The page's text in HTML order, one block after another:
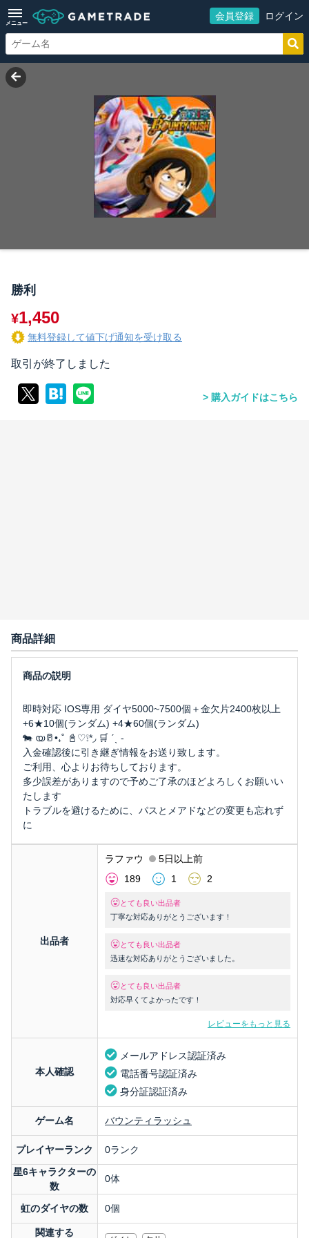
メニュー
会員登録 ログイン
勝利
¥1,450
無料登録して値下げ通知を受け取る
取引が終了しました
購入ガイドはこちら
商品詳細
即時対応 IOS専用 ダイヤ5000~7500個＋金欠片2400枚以上
+6★10個(ランダム) +4★60個(ランダム)
🐄 യ🥛•₊˚ 📓♡❕*◞ 🛒 ˊˎ -
入金確認後に引き継ぎ情報をお送り致します。
ご利用、心よりお待ちしております。
多少誤差がありますので予めご了承のほどよろしくお願いい
たします
トラブルを避けるために、パスとメアドなどの変更も忘れず
に
出品者
ラファウ
5日以上前
189
1 2
とても良い出品者
丁寧な対応ありがとうございます！
とても良い出品者
迅速な対応ありがとうございました。
とても良い出品者
対応早くてよかったです！
レビューをもっと見る
本人確認
メールアドレス認証済み
電話番号認証済み
身分証認証済み
ゲーム名 バウンティラッシュ
プレイヤーランク
0ランク
星6キャラクターの
数
0体
虹のダイヤの数 0個
関連する